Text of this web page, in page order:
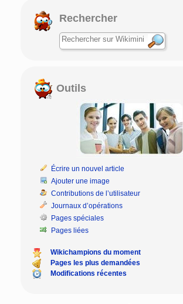
Rechercher
Outils
Écrire un nouvel article
Ajouter une image
Contributions de l’utilisateur
Journaux d’opérations
Pages spéciales
Pages liées
Wikichampions du moment
Pages les plus demandées
Modifications récentes